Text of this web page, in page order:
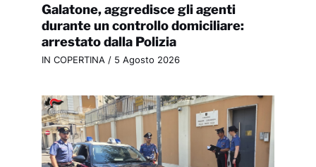
Galatone, aggredisce gli agenti
durante un controllo domiciliare:
arrestato dalla Polizia
IN COPERTINA/ 5 Agosto 2026